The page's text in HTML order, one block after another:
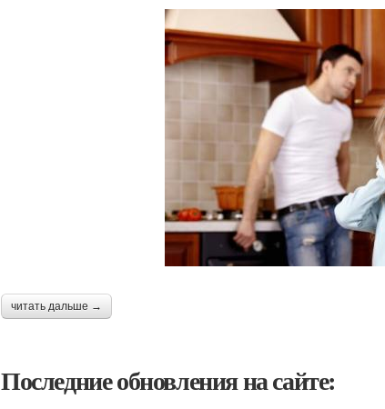
читать дальше →
Последние обновления на сайте: